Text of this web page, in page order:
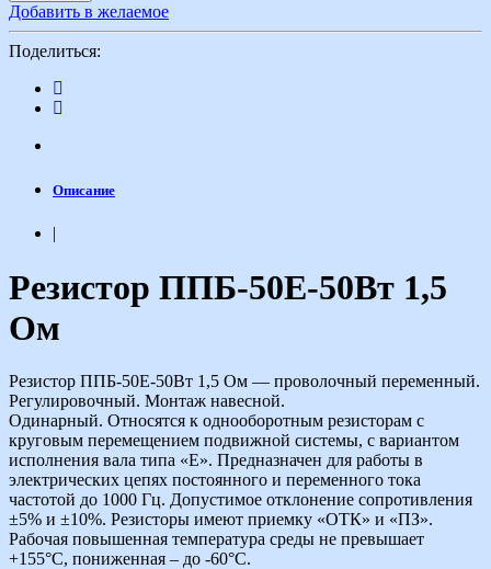
Добавить в желаемое
Поделиться:
Описание
|
Резистор ППБ-50Е-50Вт 1,5
Ом
Резистор ППБ-50Е-50Вт 1,5 Ом — проволочный переменный.
Регулировочный. Монтаж навесной.
Одинарный. Относятся к однооборотным резисторам с
круговым перемещением подвижной системы, с вариантом
исполнения вала типа «Е». Предназначен для работы в
электрических цепях постоянного и переменного тока
частотой до 1000 Гц. Допустимое отклонение сопротивления
±5% и ±10%. Резисторы имеют приемку «ОТК» и «ПЗ».
Рабочая повышенная температура среды не превышает
+155°С, пониженная – до -60°С.